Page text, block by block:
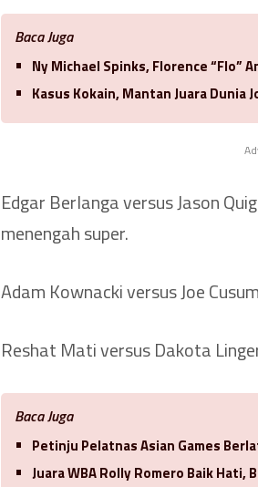
Baca Juga
Ny Michael Spinks, Florence “Flo”
Kasus Kokain, Mantan Juara Dunia
Edgar Berlanga versus Jason
menengah super.
Adam Kownacki versus Joe
Reshat Mati versus Dakota
Baca Juga
Petinju Pelatnas Asian Games
Juara WBA Rolly Romero Baik Hati,